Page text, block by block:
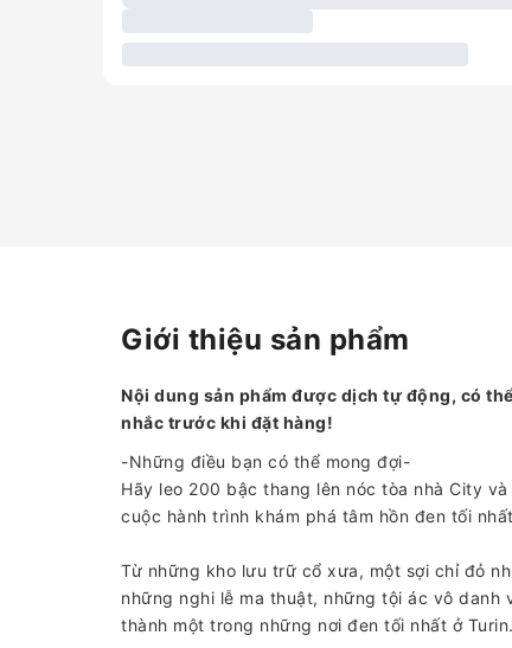
Giới thiệu sản phẩm
Nội dung sản phẩm được dịch tự động, có
nhắc trước khi đặt hàng!
-Những điều bạn có thể mong đợi-
Hãy leo 200 bậc thang lên nóc tòa nhà City
cuộc hành trình khám phá tâm hồn đen tối
Từ những kho lưu trữ cổ xưa, một sợi chỉ đỏ
những nghi lễ ma thuật, những tội ác vô danh
thành một trong những nơi đen tối nhất ở Turin.